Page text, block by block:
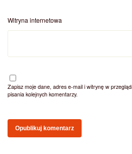
Witryna internetowa
Zapisz moje dane, adres e-mail i witrynę w
pisania kolejnych komentarzy.